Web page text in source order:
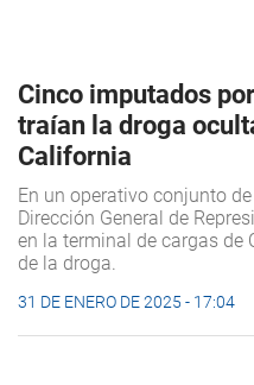
Cinco imputados
traían la droga
California
En un operativo conjunto
Dirección General de
en la terminal de cargas de
de la droga.
31 DE ENERO DE 2025 - 17:04